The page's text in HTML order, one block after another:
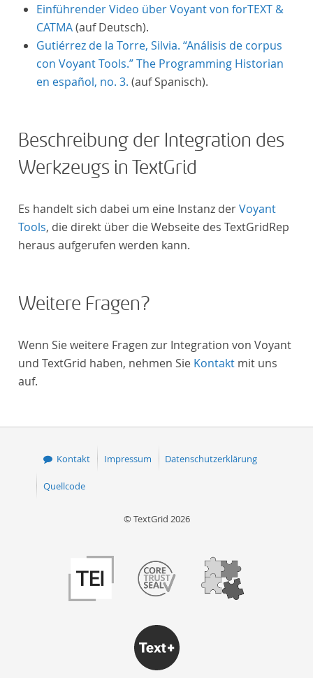
Einführender Video über Voyant von forTEXT &
CATMA(auf Deutsch).
Gutiérrez de la Torre, Silvia. “Análisis de corpus
con Voyant Tools.” The Programming Historian
en español, no. 3. (auf Spanisch).
Beschreibung der Integration des
Werkzeugs in TextGrid
Es handelt sich dabei um eine Instanz derVoyant
Tools, die direkt über die Webseite des TextGridRep
heraus aufgerufen werden kann.
Weitere Fragen?
Wenn Sie weitere Fragen zur Integration von Voyant
und TextGrid haben, nehmen Sie Kontakt mit uns
auf.
Kontakt Impressum Datenschutzerklärung
Quellcode
© TextGrid 2026